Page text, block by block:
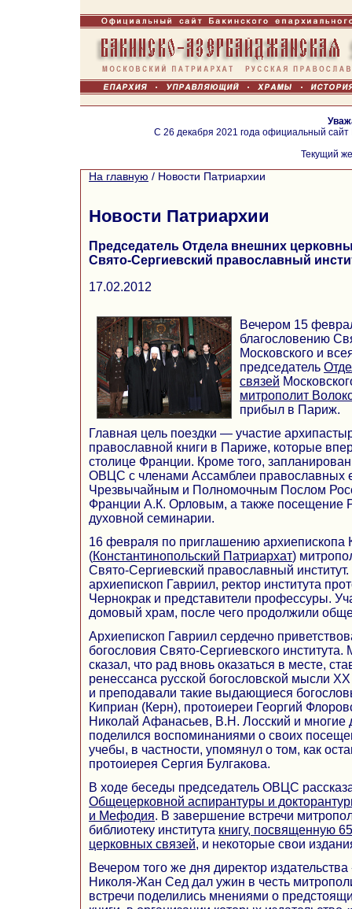
С 26 декабря 2021 года официальный
Текущий
На главную / Новости Патриархии
Новости Патриархии
Председатель Отдела внешних
Свято-Сергиевский православный
17.02.2012
Вечером 15
благословению
Московского и
председатель
связей
митрополит
прибыл в Париж.
Главная цель поездки — участие
православной книги в Париже, которые
столице Франции. Кроме того,
ОВЦС с членами Ассамблеи православных
Чрезвычайным и Полномочным Послом
Франции А.К. Орловым, а также посещение
духовной семинарии.
16 февраля по приглашению архиепископа
(Константинопольский Патриархат)
Свято-Сергиевский православный
архиепископ Гавриил, ректор института
Чернокрак и представители профессуры.
домовый храм, после чего продолжили
Архиепископ Гавриил сердечно
богословия Свято-Сергиевского
сказал, что рад вновь оказаться в месте,
ренессанса русской богословской мысли
и преподавали такие выдающиеся
Киприан (Керн), протоиереи Георгий
Николай Афанасьев, В.Н. Лосский и многие
поделился воспоминаниями о своих
учебы, в частности, упомянул о том, как
протоиерея Сергия Булгакова.
В ходе беседы председатель ОВЦС
Общецерковной аспирантуры и
и Мефодия. В завершение встречи
библиотеку института книгу, посвященную
церковных связей, и некоторые свои
Вечером того же дня директор
Николя-Жан Сед дал ужин в честь
встречи поделились мнениями о